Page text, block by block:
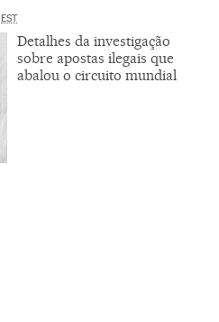
EST
Detalhes da investigação
sobre apostas ilegais que
abalou o circuito mundial